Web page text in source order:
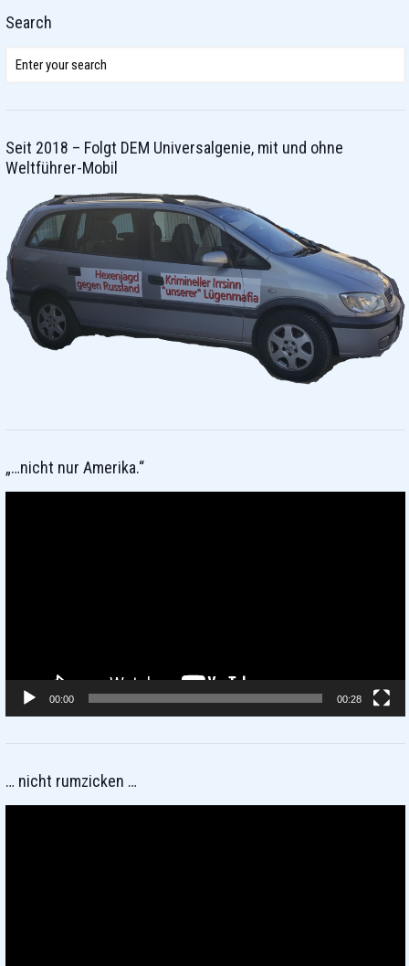
Search
Seit 2018 – Folgt DEM Universalgenie, mit und ohne
Weltführer-Mobil
„…nicht nur Amerika.“
00:00 00:28
… nicht rumzicken …